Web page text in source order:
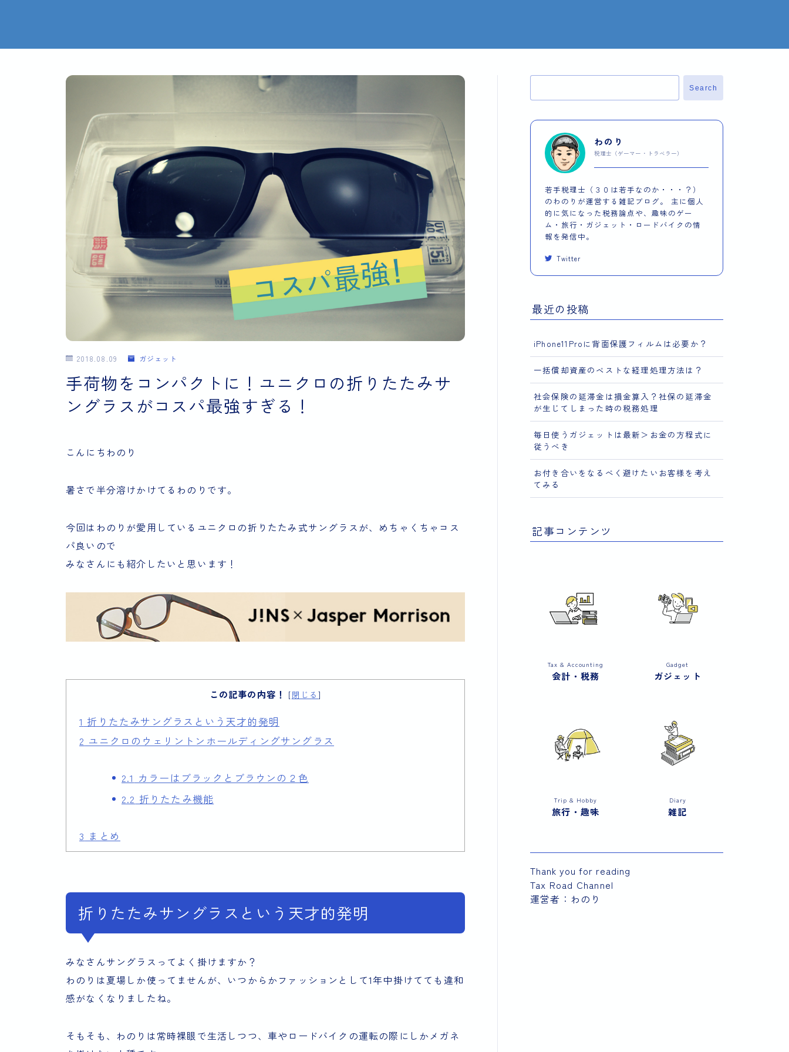
2018.08.09 ガジェット
手荷物をコンパクトに！ユニクロの折りたたみサ
ングラスがコスパ最強すぎる！
こんにちわのり
暑さで半分溶けかけてるわのりです。
今回はわのりが愛用しているユニクロの折りたたみ式サングラスが、めちゃくちゃコス
パ良いので
みなさんにも紹介したいと思います！
この記事の内容！ [閉じる]
1 折りたたみサングラスという天才的発明
2 ユニクロのウェリントンホールディングサングラス
2.1 カラーはブラックとブラウンの２色
2.2 折りたたみ機能
3 まとめ
折りたたみサングラスという天才的発明
みなさんサングラスってよく掛けますか？
わのりは夏場しか使ってませんが、いつからかファッションとして1年中掛けてても違和
感がなくなりましたね。
そもそも、わのりは常時裸眼で生活しつつ、車やロードバイクの運転の際にしかメガネ
Search
わのり
税理士（ゲーマー・トラベラー）
若手税理士（３０は若手なのか・・・？）
のわのりが運営する雑記ブログ。 主に個人
的に気になった税務論点や、趣味のゲー
ム・旅行・ガジェット・ロードバイクの情
報を発信中。
Twitter
最近の投稿
iPhone11Proに背面保護フィルムは必要か？
一括償却資産のベストな経理処理方法は？
社会保険の延滞金は損金算入？社保の延滞金
が生じてしまった時の税務処理
毎日使うガジェットは最新＞お金の方程式に
従うべき
お付き合いをなるべく避けたいお客様を考え
てみる
記事コンテンツ
Tax & Accounting
会計・税務
Gadget
ガジェット
Trip & Hobby
旅行・趣味
Diary
雑記
Thank you for reading
Tax Road Channel
運営者：わのり